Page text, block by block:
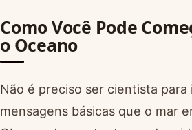
Como Você Pode
o Oceano
Não é preciso ser cientista
mensagens básicas que o mar